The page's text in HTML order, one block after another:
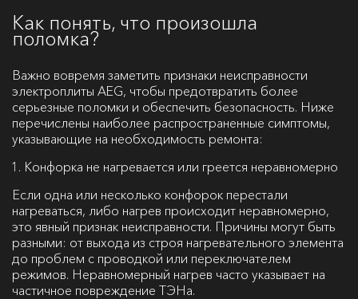
Как понять, что произошла
поломка?
Важно вовремя заметить признаки неисправности
электроплиты AEG, чтобы предотвратить более
серьезные поломки и обеспечить безопасность. Ниже
перечислены наиболее распространенные симптомы,
указывающие на необходимость ремонта:
Конфорка не нагревается или греется неравномерно
Если одна или несколько конфорок перестали
нагреваться, либо нагрев происходит неравномерно,
это явный признак неисправности. Причины могут быть
разными: от выхода из строя нагревательного элемента
до проблем с проводкой или переключателем
режимов. Неравномерный нагрев часто указывает на
частичное повреждение ТЭНа.